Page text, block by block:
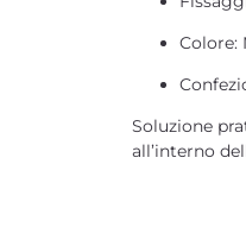
Colore:
Soluzione
all’interno